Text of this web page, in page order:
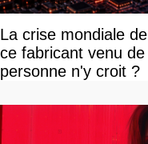
La crise mondiale
ce fabricant venu
personne n'y croit ?